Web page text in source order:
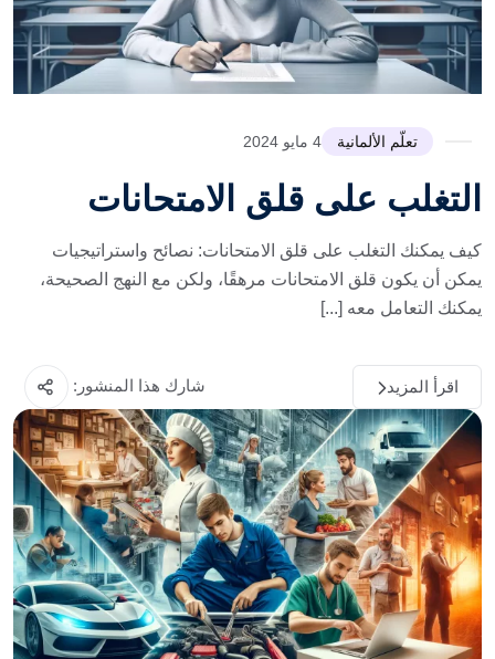
تعلّم الألمانية 4 مايو 2024
التغلب على قلق الامتحانات
كيف يمكنك التغلب على قلق الامتحانات: نصائح واستراتيجيات
يمكن أن يكون قلق الامتحانات مرهقًا، ولكن مع النهج الصحيحة،
يمكنك التعامل معه [...]
اقرأ المزيد شارك هذا المنشور: